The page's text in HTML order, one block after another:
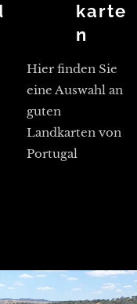
karte
n
Hier finden Sie
eine Auswahl an
guten
Landkarten von
Portugal